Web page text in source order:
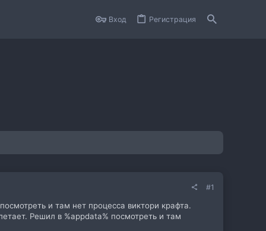
Вход Регистрация
#1
и там нет процесса виктори крафта.
Решил в %appdata% посмотреть и там